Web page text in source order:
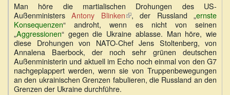
Man höre die martialischen Drohungen des US-
AußenministersAntony Blinken(Link
ist
extern)
, der Russland „ernste
Konsequenzen“ androht, wenn es nicht von seinen
„Aggressionen“ gegen die Ukraine ablasse. Man höre, wie
diese Drohungen von NATO-Chef Jens Stoltenberg, von
Annalena Baerbock, der noch sehr grünen deutschen
Außenministerin und aktuell im Echo noch einmal von den G7
nachgeplappert werden, wenn sie von Truppenbewegungen
an den ukrainischen Grenzen fabulieren, die Russland an den
Grenzen der Ukraine durchführe.